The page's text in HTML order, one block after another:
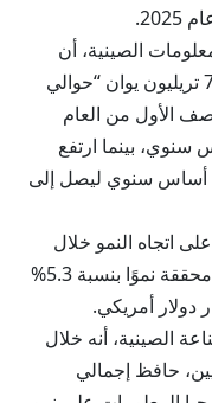
الصينية، أن
الإيرادات المجمعة للصناعة بلغت 7.059 تريليون يوان “حوالي
الأول من العام
على أساس سنوي، بينما ارتفع
بنسبة 12% على أساس سنوي ليصل إلى
اتجاه النمو خلال
الأشهر الستة الأولى من العام الجاري، محققة نموًا بنسبة 5.3%
الصينية، أنه خلال
حافظ إجمالي